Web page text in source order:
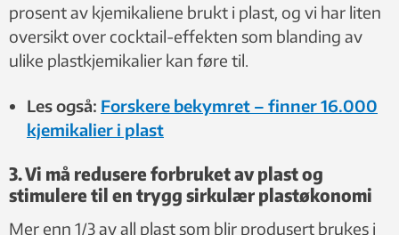
prosent av kjemikaliene brukt i plast, og vi har liten
oversikt over cocktail-effekten som blanding av
ulike plastkjemikalier kan føre til.
Les også: Forskere bekymret – finner 16.000
kjemikalier i plast
3. Vi må redusere forbruket av plast og
stimulere til en trygg sirkulær plastøkonomi
Mer enn 1/3 av all plast som blir produsert brukes i